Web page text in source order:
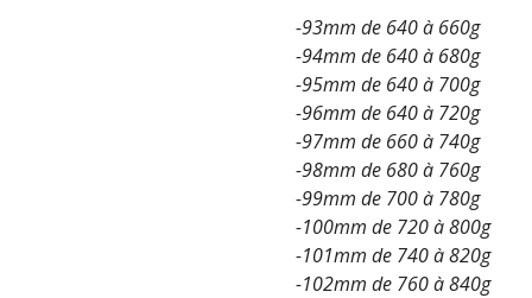
-93mm de 640 à 660g
-94mm de 640 à 680g
-95mm de 640 à 700g
-96mm de 640 à 720g
-97mm de 660 à 740g
-98mm de 680 à 760g
-99mm de 700 à 780g
-100mm de 720 à 800g
-101mm de 740 à 820g
-102mm de 760 à 840g